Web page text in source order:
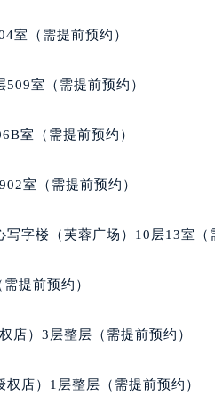
后服务中心（需提前预约）
叉口宝玑售后服务中心（需提前
务中心（需提前预约）
中心（需提前预约）
后服务中心（需提前预约）
务中心（需提前预约）
中心（需提前预约）
中心（需提前预约）
室（需提前预约）
室（需提前预约）
室（需提前预约）
室（需提前预约）
字楼（芙蓉广场）10层13室（
提前预约）
店）3层整层（需提前预约）
店）1层整层（需提前预约）